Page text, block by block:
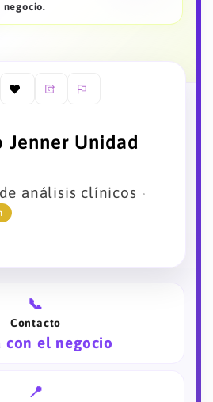
Unidad
análisis clínicos
📞
Contacto
con el negocio
📍